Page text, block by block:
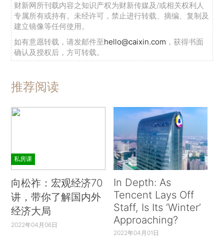
财新网所刊载内容之知识产权为财新传媒及/或相关权利人
专属所有或持有。未经许可，禁止进行转载、摘编、复制及
建立镜像等任何使用。
如有意愿转载，请发邮件至hello@caixin.com ，获得书面
确认及授权后，方可转载。
推荐阅读
私房课
向松祚：宏观经济70
讲，带你了解国内外
经济大局
2022年04月06日
In Depth: As
Tencent Lays Off
Staff, Is Its ‘Winter’
Approaching?
2022年04月01日